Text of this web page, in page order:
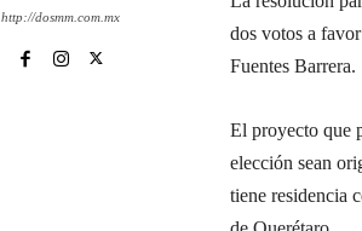
http://dosmm.com.mx
dos votos a
Fuentes Barrera.
El proyecto que
elección sean
tiene residencia